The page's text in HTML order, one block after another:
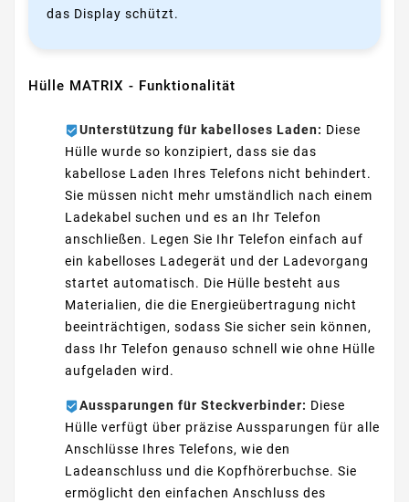
das Display schützt.
Hülle MATRIX - Funktionalität
Unterstützung für kabelloses Laden: Diese
Hülle wurde so konzipiert, dass sie das
kabellose Laden Ihres Telefons nicht behindert.
Sie müssen nicht mehr umständlich nach einem
Ladekabel suchen und es an Ihr Telefon
anschließen. Legen Sie Ihr Telefon einfach auf
ein kabelloses Ladegerät und der Ladevorgang
startet automatisch. Die Hülle besteht aus
Materialien, die die Energieübertragung nicht
beeinträchtigen, sodass Sie sicher sein können,
dass Ihr Telefon genauso schnell wie ohne Hülle
aufgeladen wird.
Aussparungen für Steckverbinder: Diese
Hülle verfügt über präzise Aussparungen für alle
Anschlüsse Ihres Telefons, wie den
Ladeanschluss und die Kopfhörerbuchse. Sie
ermöglicht den einfachen Anschluss des